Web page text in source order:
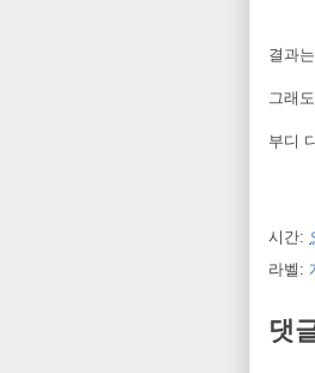
결과
그래
부디
시간:
라벨:
댓